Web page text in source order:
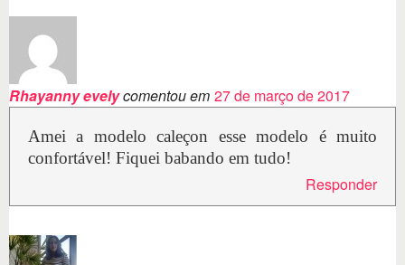
Rhayanny evelycomentou em 27 de março de 2017
Amei a modelo caleçon esse modelo é muito
confortável! Fiquei babando em tudo!
Responder